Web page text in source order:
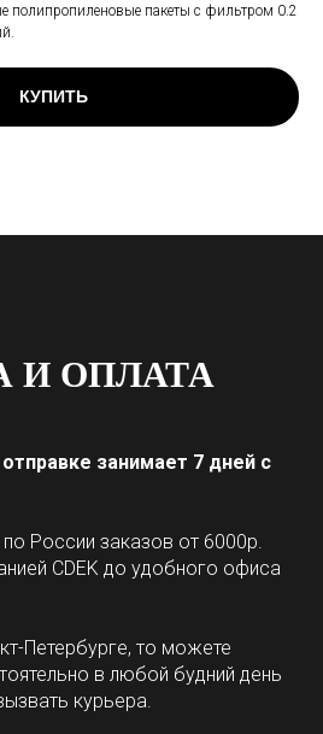
полипропиленовые пакеты с фильтром 0.2
КУПИТЬ
И ОПЛАТА
занимает 7 дней с
России заказов от 6000р.
CDEK до удобного офиса
Петербурге, то можете
в любой будний день
курьера.